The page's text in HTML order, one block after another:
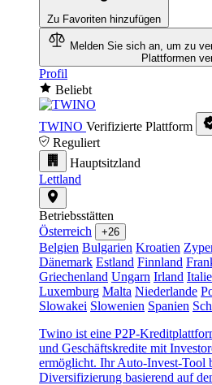
Zu Favoriten hinzufügen
Melden Sie sich an, um zu
Plattformen
Profil
Beliebt
TWINO Verifizierte Plattform
Reguliert
Hauptsitzland
Lettland
Betriebsstätten
Österreich
+26
Belgien Bulgarien Kroatien
Dänemark Estland Finnland
Griechenland Ungarn Irland
Luxemburg Malta Niederlande
Slowakei Slowenien Spanien
Twino ist eine P2P-
und Geschäftskredite mit
ermöglicht. Ihr Auto-Invest-Tool
Diversifizierung basierend auf